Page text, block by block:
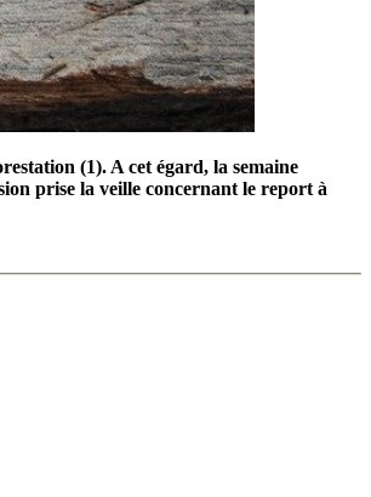
(1). A cet égard, la semaine
prise la veille concernant le report à